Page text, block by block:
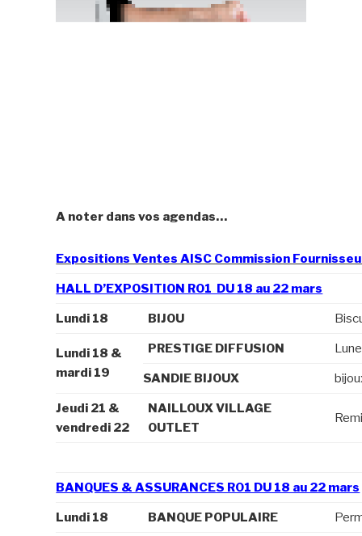
A noter dans vos agendas…
Expositions Ventes AISC Commission
HALL D’EXPOSITION R01 DU 18 au 22 mars
Lundi 18 BIJOU
Lundi 18 &
mardi 19
PRESTIGE DIFFUSION
SANDIE BIJOUX
Jeudi 21 &
vendredi 22
NAILLOUX VILLAGE
OUTLET
BANQUES & ASSURANCES R01 DU 18 au 22 mars
Lundi 18 BANQUE POPULAIRE